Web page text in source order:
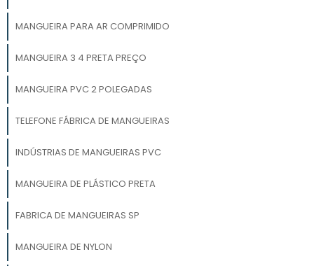
MANGUEIRA PARA AR COMPRIMIDO
MANGUEIRA 3 4 PRETA PREÇO
MANGUEIRA PVC 2 POLEGADAS
TELEFONE FÁBRICA DE MANGUEIRAS
INDÚSTRIAS DE MANGUEIRAS PVC
MANGUEIRA DE PLÁSTICO PRETA
FABRICA DE MANGUEIRAS SP
MANGUEIRA DE NYLON